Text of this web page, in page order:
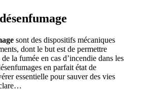
sont des dispositifs mécaniques
dont le but est de permettre
la fumée en cas d’incendie dans les
en parfait état de
essentielle pour sauver des vies